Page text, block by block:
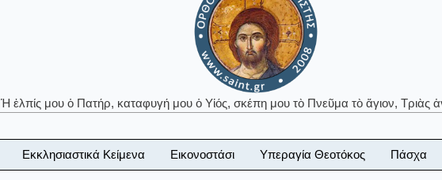
Ἡ ἐλπίς μου ὁ Πατήρ, καταφυγή μου ὁ Υἱός, σκέπη μου τὸ Πνεῦμα τὸ ἅγιον, Τριὰς
Εκκλησιαστικά Κείμενα Εικονοστάσι Υπεραγία Θεοτόκος Πάσχα